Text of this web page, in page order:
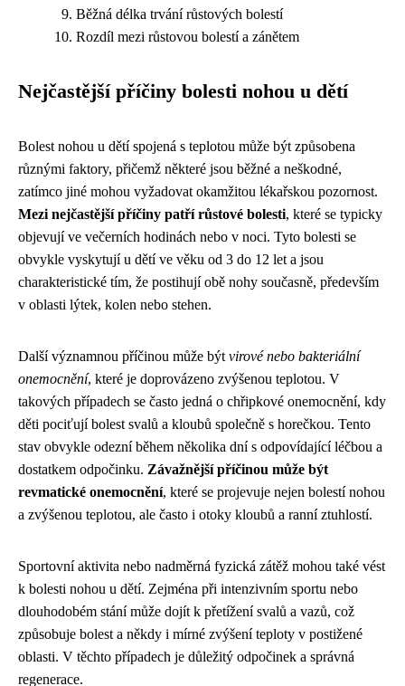
Běžná délka trvání růstových bolestí
Rozdíl mezi růstovou bolestí a zánětem
Nejčastější příčiny bolesti nohou u dětí
Bolest nohou u dětí spojená s teplotou může být způsobena
různými faktory, přičemž některé jsou běžné a neškodné,
zatímco jiné mohou vyžadovat okamžitou lékařskou pozornost.
Mezi nejčastější příčiny patří růstové bolesti, které se typicky
objevují ve večerních hodinách nebo v noci. Tyto bolesti se
obvykle vyskytují u dětí ve věku od 3 do 12 let a jsou
charakteristické tím, že postihují obě nohy současně, především
v oblasti lýtek, kolen nebo stehen.
Další významnou příčinou může být virové nebo bakteriální
onemocnění, které je doprovázeno zvýšenou teplotou. V
takových případech se často jedná o chřipkové onemocnění, kdy
děti pociťují bolest svalů a kloubů společně s horečkou. Tento
stav obvykle odezní během několika dní s odpovídající léčbou a
dostatkem odpočinku. Závažnější příčinou může být
revmatické onemocnění, které se projevuje nejen bolestí nohou
a zvýšenou teplotou, ale často i otoky kloubů a ranní ztuhlostí.
Sportovní aktivita nebo nadměrná fyzická zátěž mohou také vést
k bolesti nohou u dětí. Zejména při intenzivním sportu nebo
dlouhodobém stání může dojít k přetížení svalů a vazů, což
způsobuje bolest a někdy i mírné zvýšení teploty v postižené
oblasti. V těchto případech je důležitý odpočinek a správná
regenerace.